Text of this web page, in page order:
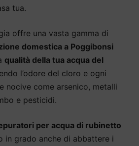
tua.
offre una vasta gamma di
domestica a Poggibonsi
qualità della tua acqua del
l’odore del cloro e ogni
nocive come arsenico, metalli
e pesticidi.
per acqua di rubinetto
in grado anche di abbattere i